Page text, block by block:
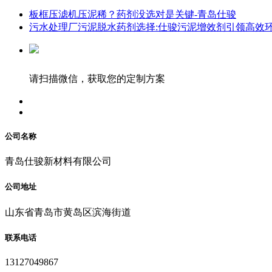
板框压滤机压泥稀？药剂没选对是关键-青岛仕骏
污水处理厂污泥脱水药剂选择:仕骏污泥增效剂引领高效
请扫描微信，获取您的定制方案
公司名称
青岛仕骏新材料有限公司
公司地址
山东省青岛市黄岛区滨海街道
联系电话
13127049867